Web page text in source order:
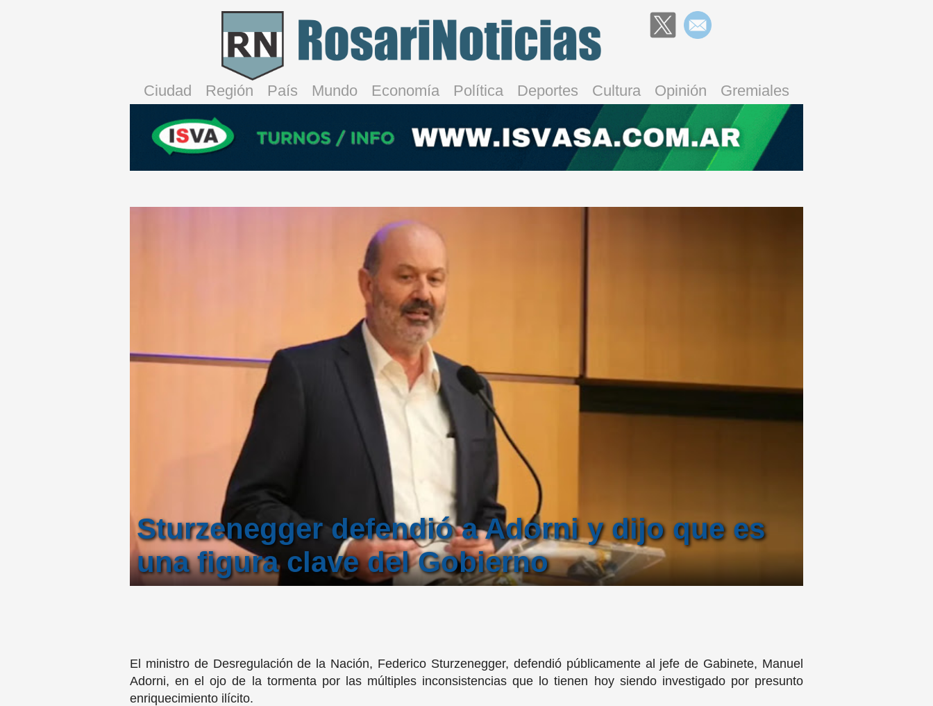
Ciudad Región País Mundo Economía Política Deportes Cultura Opinión Gremiales
Sturzenegger defendió a Adorni y dijo que es
una figura clave del Gobierno
El ministro de Desregulación de la Nación, Federico Sturzenegger, defendió públicamente al jefe de Gabinete, Manuel
Adorni, en el ojo de la tormenta por las múltiples inconsistencias que lo tienen hoy siendo investigado por presunto
enriquecimiento ilícito.